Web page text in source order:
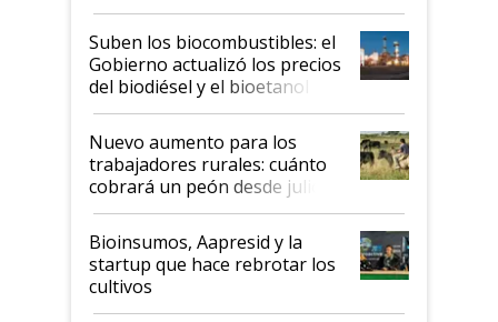
funcionamiento de las
exportadoras en tensión tras
la medida de fuerza de los
prácticos
Suben los biocombustibles: el
Gobierno actualizó los precios
del biodiésel y el bioetanol
Nuevo aumento para los
trabajadores rurales: cuánto
cobrará un peón desde julio
Bioinsumos, Aapresid y la
startup que hace rebrotar los
cultivos